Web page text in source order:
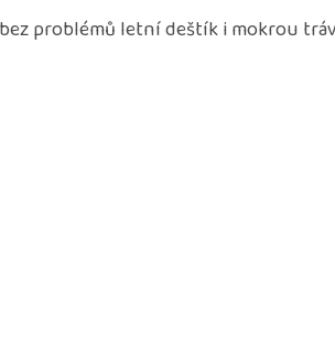
problémů letní deštík i mokrou